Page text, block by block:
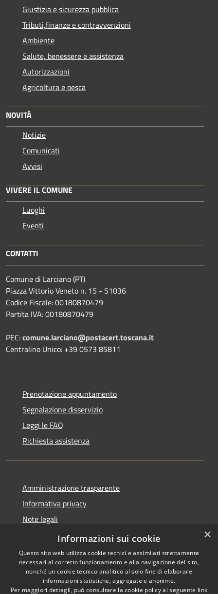
Giustizia e sicurezza pubblica
Tributi,finanze e contravvenzioni
Ambiente
Salute, benessere e assistenza
Autorizzazioni
Agricoltura e pesca
NOVITÀ
Notizie
Comunicati
Avvisi
VIVERE IL COMUNE
Luoghi
Eventi
CONTATTI
Comune di Larciano (PT)
Piazza Vittorio Veneto n. 15 - 51036
Codice Fiscale: 00180870479
Partita IVA: 00180870479
PEC:comune.larciano@postacert.toscana.it
Centralino Unico: +39 0573 85811
Prenotazione appuntamento
Segnalazione disservizio
Leggi le FAQ
Richiesta assistenza
Amministrazione trasparente
Informativa privacy
Note legali
Dichiarazione di accessibilità
Copyright © 2026 • Comune di
×
Informazioni sui cookie
Questo sito web utilizza cookie tecnici e assimilati strettamente
necessari al corretto funzionamento e alla navigazione del sito,
nonché un cookie tecnico analitico al solo fine di elaborare
informazioni statistiche, aggregate e anonime.
Per maggiori dettagli, può consultare la cookie policy al seguente link